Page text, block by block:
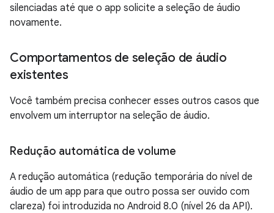
silenciadas até que o app solicite a seleção de áudio
novamente.
Comportamentos de seleção de áudio
existentes
Você também precisa conhecer esses outros casos que
envolvem um interruptor na seleção de áudio.
Redução automática de volume
A redução automática (redução temporária do nível de
áudio de um app para que outro possa ser ouvido com
clareza) foi introduzida no Android 8.0 (nível 26 da API).